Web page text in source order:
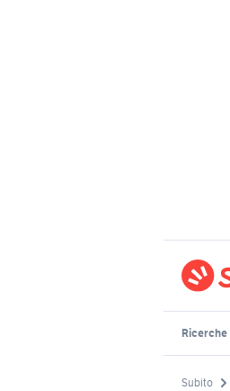
Ricerche
Subito